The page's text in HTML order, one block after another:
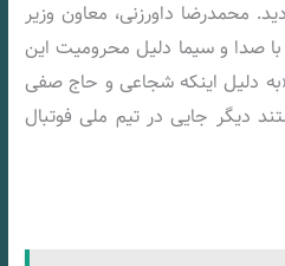
محمدرضا داورزنی، معاون وزیر
صدا و سیما دلیل محرومیت این
«به دلیل اینکه شجاعی و حاج صفی
دیگر جایی در تیم ملی فوتبال